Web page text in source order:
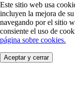
Este sitio web usa
incluyen la mejora de
navegando por el sitio
consiente el uso de
página sobre cookies.
Aceptar y cerrar